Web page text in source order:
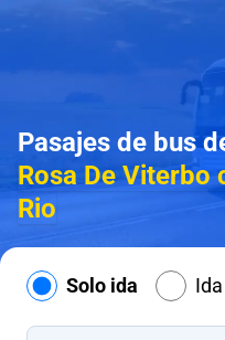
Pasajes de bus
Rosa De Viterbo
Rio
Solo ida